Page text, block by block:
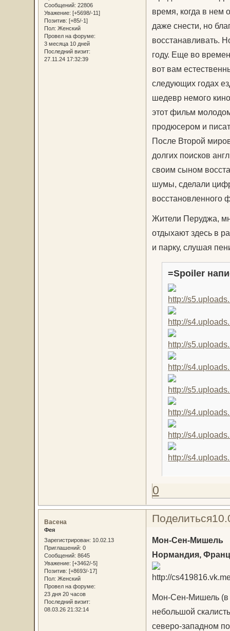
Сообщений: 22806
Уважение: [+5698/-11]
Позитив: [+85/-1]
Пол: Женский
Провел на форуме:
3 месяца 10 дней
Последний визит:
27.11.24 17:32:39
время, когда в нем
даже снести, но
восстанавливать.
году. Еще во
вот вам
следующих годах
шедевр немого
этот фильм
продюсером и
После Второй
долгих поисков
своим сыном
шумы, сделали
восстановленного
Жители Перуджа,
отдыхают здесь в
и парку, слушая
=Spoiler
0
Поделиться
Васена
Фея
Зарегистрирован: 10.02.13
Приглашений: 0
Сообщений: 8645
Уважение: [+3462/-5]
Позитив: [+8693/-17]
Пол: Женский
Провел на форуме:
23 дня 20 часов
Последний визит:
08.03.26 21:32:14
Мон-Сен-Мишель
Нормандия,
Мон-Сен-Мишель (в
небольшой
северо-западном